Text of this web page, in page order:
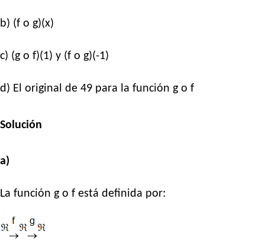
b) (f o g)(x)
c) (g o f)(1) y (f o g)(-1)
d) El original de 49 para la función g o f
Solución
a)
La función g o f está definida por: